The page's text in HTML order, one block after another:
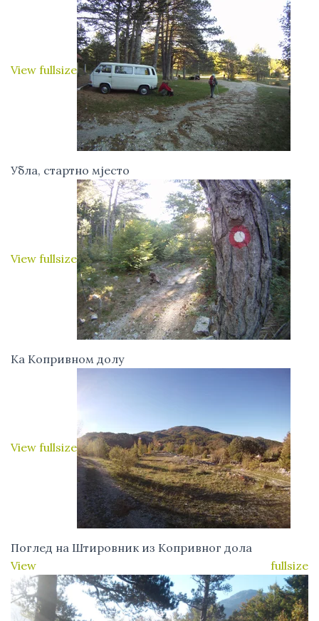
View fullsize
Убла, стартно мјесто
View fullsize
Ка Копривном долу
View fullsize
Поглед на Штировник из Копривног дола
View fullsize